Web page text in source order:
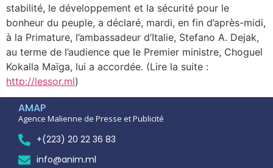
stabilité, le développement et la sécurité pour le
bonheur du peuple, a déclaré, mardi, en fin d’après-midi,
à la Primature, l’ambassadeur d’Italie, Stefano A. Dejak,
au terme de l’audience que le Premier ministre, Choguel
Kokalla Maïga, lui a accordée. (Lire la suite :
http://lessor.ml)
AMAP
Agence Malienne de Presse et Publicité
+(223) 20 22 36 83
info@anim.ml